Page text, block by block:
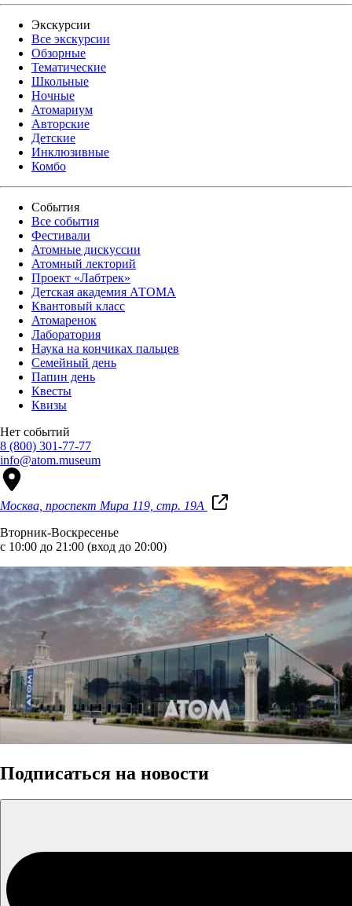
Экскурсии
Все экскурсии
Обзорные
Тематические
Школьные
Ночные
Атомариум
Авторские
Детские
Инклюзивные
Комбо
События
Все события
Фестивали
Атомные дискуссии
Атомный лекторий
Проект «Лабтрек»
Детская академия АТОМА
Квантовый класс
Атомаренок
Лаборатория
Наука на кончиках пальцев
Семейный день
Папин день
Квесты
Квизы
Нет событий
8 (800) 301-77-77
info@atom.museum
Москва, проспект Мира 119, стр. 19А
Вторник-Воскресенье
с 10:00 до 21:00 (вход до 20:00)
Подписаться на новости